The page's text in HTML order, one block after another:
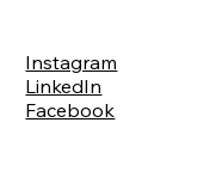
Instagram
LinkedIn
Facebook